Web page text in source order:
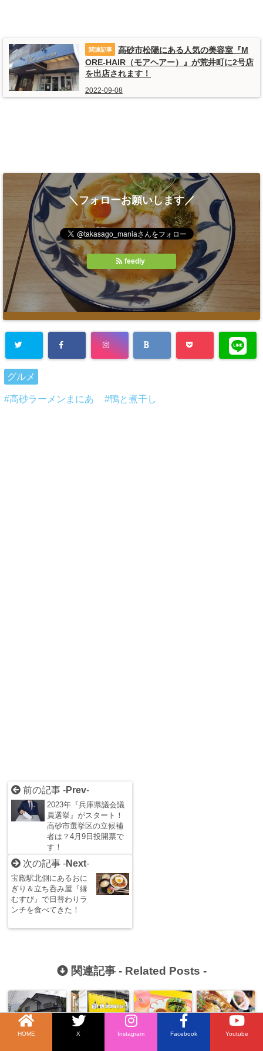
高砂市松陽にある人気の美容室『M
ORE-HAIR（モアヘアー）』が荒井町に2号店
を出店されます！
2022-09-08
＼フォローお願いします／
feedly
グルメ
高砂ラーメンまにあ 鴨と煮干し
前の記事 -Prev-
2023年『兵庫県議会議
員選挙』がスタート！
高砂市選挙区の立候補
者は？4月9日投開票で
す！
次の記事 -Next-
宝殿駅北側にあるおに
ぎり＆立ち呑み屋『縁
むすび』で日替わりラ
ンチを食べてきた！
関連記事 - Related Posts -
HOME X Instagram Facebook Youtube